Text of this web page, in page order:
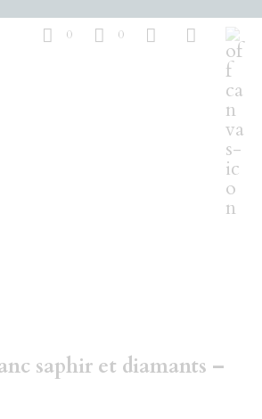
0 0
saphir et diamants –